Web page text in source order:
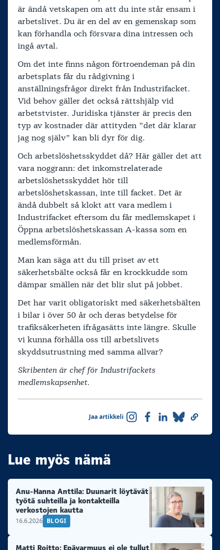
är ändå vetskapen om att du inte står ensam i
arbetslivet. Du är en del av en gemenskap som
kan förhandla och försvara dina intressen och
ingå avtal.
Om det inte finns någon förtroendeman på din
arbetsplats får du rådgivning i
anställningsfrågor direkt från Industrifacket.
Vid behov gäller det också rättshjälp vid
arbetstvister. Juridiska tjänster är precis den
typ av kostnader där attityden ”det där klarar
jag nog själv” kan bli dyr för dig.
Och arbetslöshetsskyddet då? Här gäller det att
vara noggrann: det inkomstrelaterade
arbetslöshetsskyddet hör till
arbetslöshetskassan, inte till facket. Det är
ändå dubbelt så klokt att vara medlem i
Industrifacket eftersom du får medlemskapet i
Öppna arbetslöshetskassan A‑kassa som en
medlemsförmån.
Man kan säga att du till priset av ett
säkerhetsbälte också får en krockkudde som
dämpar smällen när det blir slut på jobbet.
Det har varit obligatoriskt med säkerhetsbälten
i bilar i över 50 år och deras betydelse för
trafiksäkerheten ifrågasätts inte längre. Skulle
vi kunna förhålla oss till arbetslivets
skyddsutrustning med samma allvar?
Skribenten är chef för Industrifackets
medlemskapsenhet.
Jaa artikkeli
Lue myös nämä
Anu-Hanna Anttila: Duunarit löytävät
työtä suhteilla ja kontakteilla
verkostojen kautta
16.6.2026 BLOGI